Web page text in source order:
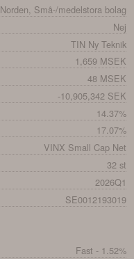
Norden, Små-/medelstora bolag
Nej
TIN Ny Teknik
1,659 MSEK
48 MSEK
-10,905,342 SEK
14.37%
17.07%
VINX Small Cap Net
32 st
2026Q1
SE0012193019
Fast - 1.52%